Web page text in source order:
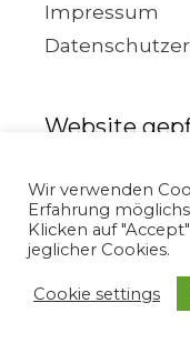
Impressum
Website
Wir verwenden
Erfahrung
Klicken auf
jeglicher Cookies.
Cookie settings